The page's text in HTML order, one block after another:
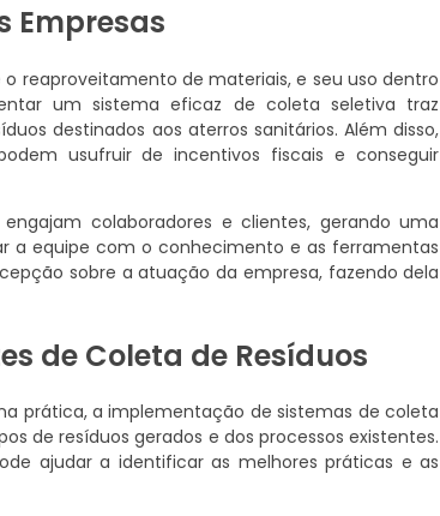
Empresas
reaproveitamento de materiais, e seu uso dentro
um sistema eficaz de coleta seletiva traz
destinados aos aterros sanitários. Além disso,
usufruir de incentivos fiscais e conseguir
colaboradores e clientes, gerando uma
a equipe com o conhecimento e as ferramentas
sobre a atuação da empresa, fazendo dela
de Coleta de Resíduos
prática, a implementação de sistemas de coleta
de resíduos gerados e dos processos existentes.
ajudar a identificar as melhores práticas e as